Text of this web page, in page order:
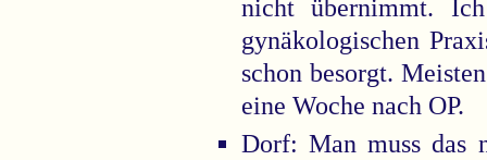
nicht übernimmt.
gynäkologischen
schon besorgt.
eine Woche nach OP.
Dorf: Man muss das